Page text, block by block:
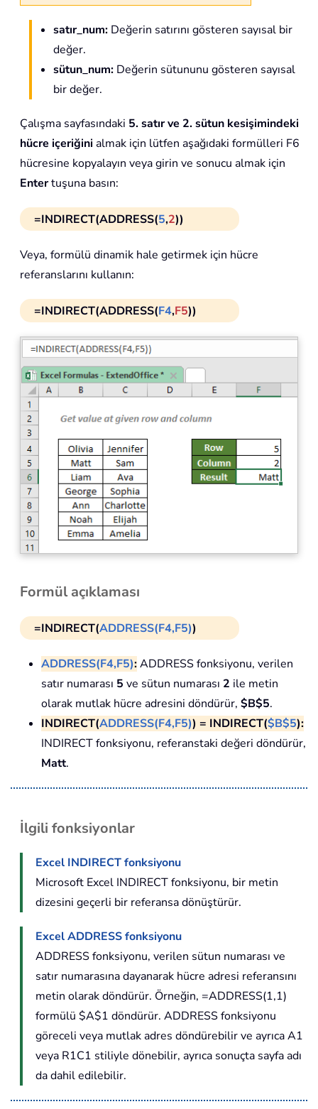
satır_num: Değerin satırını gösteren sayısal bir
değer.
sütun_num: Değerin sütununu gösteren sayısal
bir değer.
Çalışma sayfasındaki 5. satır ve 2. sütun kesişimindeki
hücre içeriğini almak için lütfen aşağıdaki formülleri F6
hücresine kopyalayın veya girin ve sonucu almak için
Entertuşuna basın:
=INDIRECT(ADDRESS(5,2))
Veya, formülü dinamik hale getirmek için hücre
referanslarını kullanın:
=INDIRECT(ADDRESS(F4,F5))
Formül açıklaması
=INDIRECT(ADDRESS(F4,F5))
ADDRESS(F4,F5):ADDRESS fonksiyonu, verilen
satır numarası 5 ve sütun numarası 2 ile metin
olarak mutlak hücre adresini döndürür, $B$5.
INDIRECT(ADDRESS(F4,F5)) = INDIRECT($B$5):
INDIRECT fonksiyonu, referanstaki değeri döndürür,
Matt.
İlgili fonksiyonlar
Excel INDIRECT fonksiyonu
Microsoft Excel INDIRECT fonksiyonu, bir metin
dizesini geçerli bir referansa dönüştürür.
Excel ADDRESS fonksiyonu
ADDRESS fonksiyonu, verilen sütun numarası ve
satır numarasına dayanarak hücre adresi referansını
metin olarak döndürür. Örneğin, =ADDRESS(1,1)
formülü $A$1 döndürür. ADDRESS fonksiyonu
göreceli veya mutlak adres döndürebilir ve ayrıca A1
veya R1C1 stiliyle dönebilir, ayrıca sonuçta sayfa adı
da dahil edilebilir.